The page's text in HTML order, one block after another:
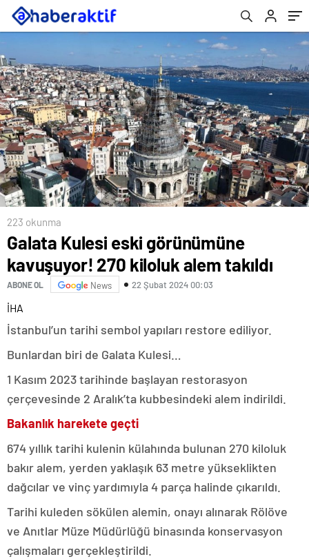
223 okunma
Galata Kulesi eski görünümüne
kavuşuyor! 270 kiloluk alem takıldı
ABONE OL News 22 Şubat 2024 00:03
İHA
İstanbul’un tarihi sembol yapıları restore ediliyor.
Bunlardan biri de Galata Kulesi…
1 Kasım 2023 tarihinde başlayan restorasyon
çerçevesinde 2 Aralık’ta kubbesindeki alem indirildi.
Bakanlık harekete geçti
674 yıllık tarihi kulenin külahında bulunan 270 kiloluk
bakır alem, yerden yaklaşık 63 metre yükseklikten
dağcılar ve vinç yardımıyla 4 parça halinde çıkarıldı.
Tarihi kuleden sökülen alemin, onayı alınarak Rölöve
ve Anıtlar Müze Müdürlüğü binasında konservasyon
çalışmaları gerçekleştirildi.